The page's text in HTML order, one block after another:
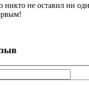
никто не оставил ни